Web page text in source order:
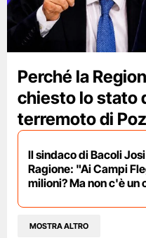
Perché la
chiesto lo stato
terremoto di
Il sindaco di Bacoli
Ragione: "Ai Campi
milioni? Ma non c'è un
MOSTRA ALTRO